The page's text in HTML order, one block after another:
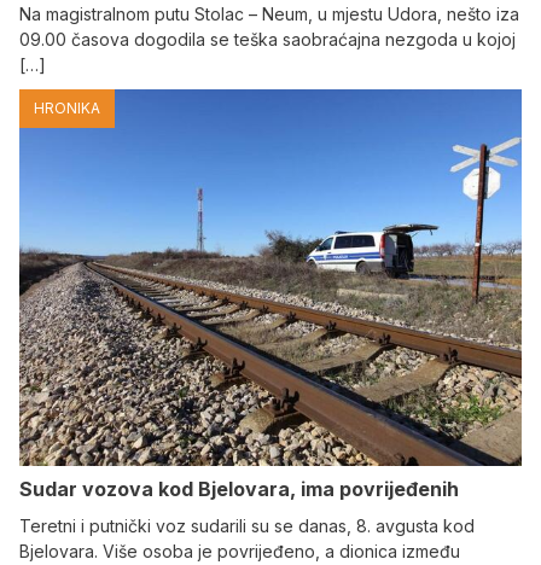
Na magistralnom putu Stolac – Neum, u mjestu Udora, nešto iza
09.00 časova dogodila se teška saobraćajna nezgoda u kojoj
[…]
HRONIKA
Sudar vozova kod Bjelovara, ima povrijeđenih
Teretni i putnički voz sudarili su se danas, 8. avgusta kod
Bjelovara. Više osoba je povrijeđeno, a dionica između